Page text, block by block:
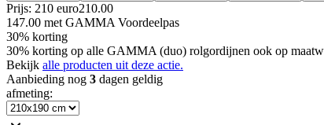
Prijs: 210 euro210.00
147.00 met GAMMA Voordeelpas
30% korting
30% korting op alle GAMMA (duo) rolgordijnen ook op
Bekijk alle producten uit deze actie.
Aanbieding nog 3 dagen geldig
afmeting: